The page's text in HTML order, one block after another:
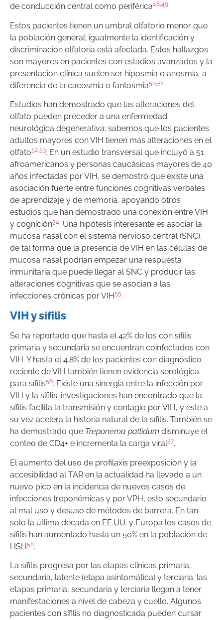
de conducción central como periférica48,49.
Estos pacientes tienen un umbral olfatorio menor que
la población general; igualmente la identificación y
discriminación olfatoria está afectada. Estos hallazgos
son mayores en pacientes con estadios avanzados y la
presentación clínica suelen ser hiposmia o anosmia, a
diferencia de la cacosmia o fantosmia50 51.
Estudios han demostrado que las alteraciones del
olfato pueden preceder a una enfermedad
neurológica degenerativa; sabemos que los pacientes
adultos mayores con VIH tienen más alteraciones en el
olfato52,53. En un estudio transversal que incluyó a 51
afroamericanos y personas caucásicas mayores de 40
años infectadas por VIH, se demostró que existe una
asociación fuerte entre funciones cognitivas verbales
de aprendizaje y de memoria, apoyando otros
estudios que han demostrado una conexión entre VIH
y cognición54. Una hipótesis interesante es asociar la
mucosa nasal con el sistema nervioso central (SNC),
de tal forma que la presencia de VIH en las células de
mucosa nasal podrían empezar una respuesta
inmunitaria que puede llegar al SNC y producir las
alteraciones cognitivas que se asocian a las
infecciones crónicas por VIH55.
VIH y sífilis
Se ha reportado que hasta el 42% de los con sífilis
primaria y secundaria se encuentran coinfectados con
VIH. Y hasta el 4.8% de los pacientes con diagnóstico
reciente de VIH también tienen evidencia serológica
para sífilis56. Existe una sinergia entre la infección por
VIH y la sífilis: investigaciones han encontrado que la
sífilis facilita la transmisión y contagio por VIH, y este a
su vez acelera la historia natural de la sífilis. También se
ha demostrado que Treponema pallidum disminuye el
conteo de CD4+ e incrementa la carga viral57.
El aumento del uso de profilaxis preexposición y la
accesibilidad al TAR en la actualidad ha llevado a un
nuevo pico en la incidencia de nuevos casos de
infecciones treponémicas y por VPH, esto secundario
al mal uso y desuso de métodos de barrera. En tan
solo la última década en EE.UU. y Europa los casos de
sífilis han aumentado hasta un 50% en la población de
HSH58.
La sífilis progresa por las etapas clínicas primaria,
secundaria, latente (etapa asintomática) y terciaria; las
etapas primaria, secundaria y terciaria llegan a tener
manifestaciones a nivel de cabeza y cuello. Algunos
pacientes con sífilis no diagnosticada pueden cursar